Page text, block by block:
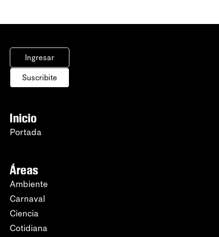
Ingresar
Suscribite
Inicio
Portada
Áreas
Ambiente
Carnaval
Ciencia
Cotidiana